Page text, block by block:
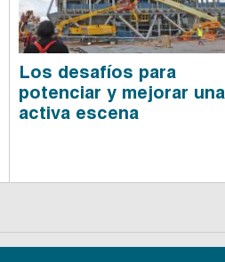
Los desafíos para
potenciar y mejorar una
activa escena